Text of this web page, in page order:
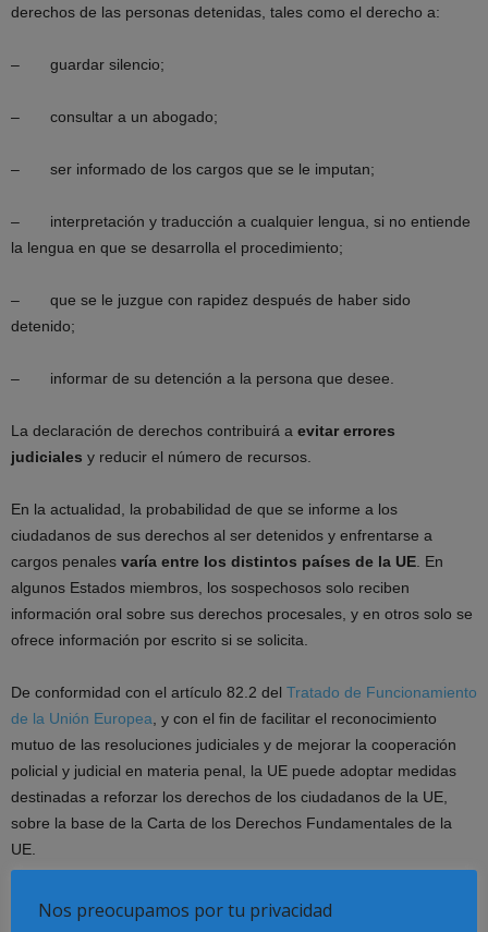
derechos de las personas detenidas, tales como el derecho a:
– guardar silencio;
– consultar a un abogado;
– ser informado de los cargos que se le imputan;
– interpretación y traducción a cualquier lengua, si no entiende
la lengua en que se desarrolla el procedimiento;
– que se le juzgue con rapidez después de haber sido
detenido;
– informar de su detención a la persona que desee.
La declaración de derechos contribuirá a evitar errores
judiciales y reducir el número de recursos.
En la actualidad, la probabilidad de que se informe a los
ciudadanos de sus derechos al ser detenidos y enfrentarse a
cargos penales varía entre los distintos países de la UE . En
algunos Estados miembros, los sospechosos solo reciben
información oral sobre sus derechos procesales, y en otros solo se
ofrece información por escrito si se solicita.
De conformidad con el artículo 82.2 del Tratado de Funcionamiento
de la Unión Europea , y con el fin de facilitar el reconocimiento
mutuo de las resoluciones judiciales y de mejorar la cooperación
policial y judicial en materia penal, la UE puede adoptar medidas
destinadas a reforzar los derechos de los ciudadanos de la UE,
sobre la base de la Carta de los Derechos Fundamentales de la
UE.
El derecho a un juez imparcial y el derecho a la defensa se
Nos preocupamos por tu privacidad